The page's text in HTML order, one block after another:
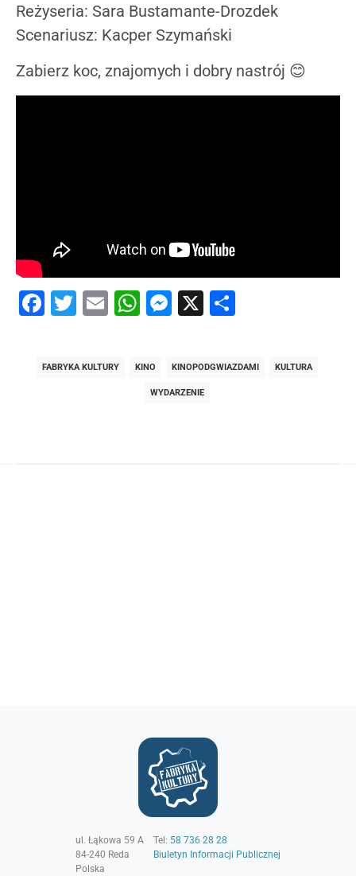
Reżyseria: Sara Bustamante-Drozdek
Scenariusz: Kacper Szymański
Zabierz koc, znajomych i dobry nastrój 😊
Facebook
Twitter
EmailWhatsApp
Messenger
X
FABRYKA KULTURY KINO KINOPODGWIAZDAMI KULTURA
WYDARZENIE
ul. Łąkowa 59 A
84-240 Reda
Polska
Tel: 58 736 28 28
Biuletyn Informacji Publicznej